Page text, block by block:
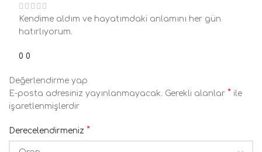
Kendime aldım ve hayatımdaki anlamını her gün
hatırlıyorum.
0 0
Değerlendirme yap
E-posta adresiniz yayınlanmayacak. Gerekli alanlar * ile
işaretlenmişlerdir
Derecelendirmeniz *